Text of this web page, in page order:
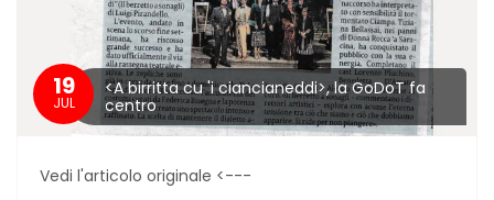
19
JUL
<A birritta cu 'i ciancianeddi>, la GoDoT fa
centro
Vedi l'articolo originale <---